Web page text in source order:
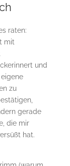
raten:
mit
und
zu
gerade
die mir
hat.